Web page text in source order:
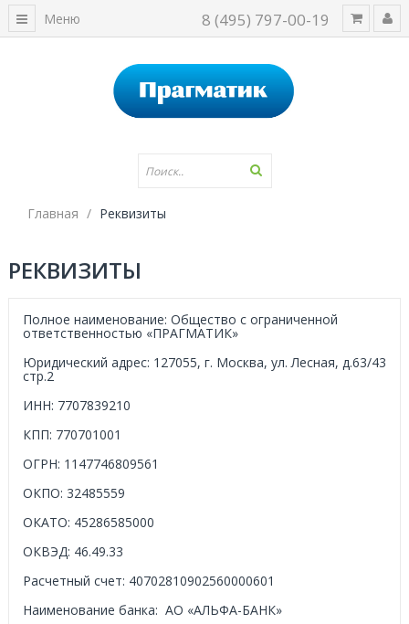
8 (495) 797-00-19
Меню
Главная Реквизиты
РЕКВИЗИТЫ
Полное наименование: Общество с ограниченной
ответственностью «ПРАГМАТИК»
Юридический адрес: 127055, г. Москва, ул. Лесная, д.63/43
стр.2
ИНН: 7707839210
КПП: 770701001
ОГРН: 1147746809561
ОКПО: 32485559
ОКАТО: 45286585000
ОКВЭД: 46.49.33
Расчетный счет: 40702810902560000601
Наименование банка: АО «АЛЬФА-БАНК»